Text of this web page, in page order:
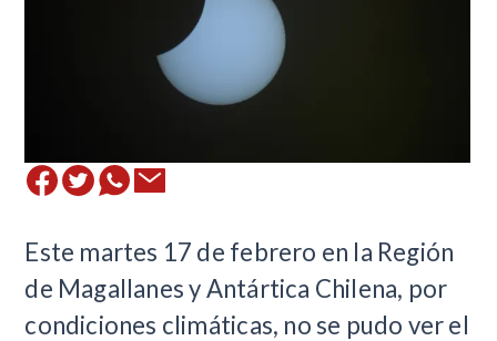
Este martes 17 de febrero en la Región
de Magallanes y Antártica Chilena, por
condiciones climáticas, no se pudo ver el